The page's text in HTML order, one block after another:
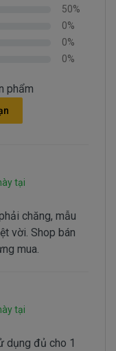
pin sẻ chuyển
5468 bi hư
sao nó hư,
thường sau
tuổi thọ pin
đúng
===>
50%
0%
0%
0%
phẩm
tại
chăng, mẫu
vời. Shop bán
mua.
tại
dụng đủ cho 1